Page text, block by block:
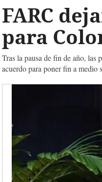
FARC
para
Tras la pausa de fin de año, las
acuerdo para poner fin a medio